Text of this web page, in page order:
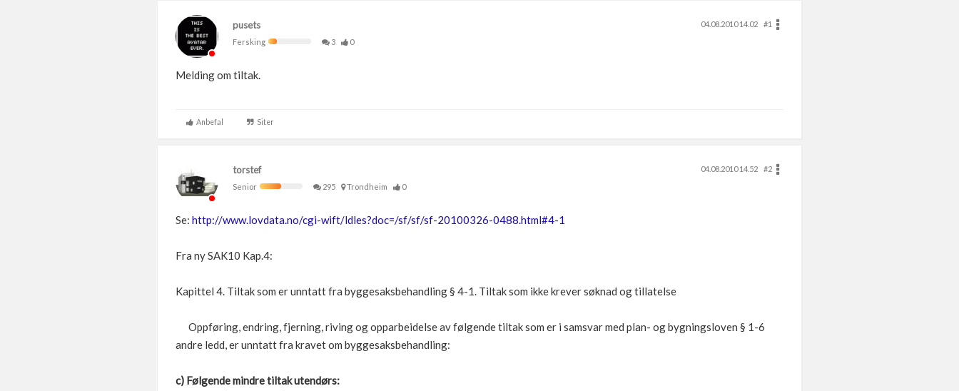
pusets 04.08.2010 14.02
#1
Fersking
3 0
Melding om tiltak.
Anbefal Siter
torstef 04.08.2010 14.52
#2
Senior
295 Trondheim 0
Se: http://www.lovdata.no/cgi-wift/ldles?doc=/sf/sf/sf-20100326-0488.html#4-1
Fra ny SAK10 Kap.4:
Kapittel 4. Tiltak som er unntatt fra byggesaksbehandling § 4-1. Tiltak som ikke krever søknad og tillatelse
Oppføring, endring, fjerning, riving og opparbeidelse av følgende tiltak som er i samsvar med plan- og bygningsloven § 1-6
andre ledd, er unntatt fra kravet om byggesaksbehandling:
c) Følgende mindre tiltak utendørs: